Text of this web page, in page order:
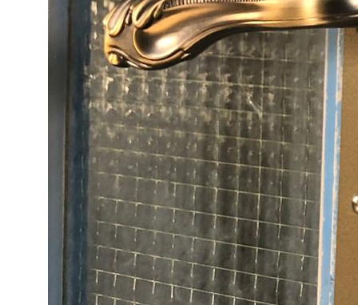
О нас
Возврат
Доставка
Мебель
Картины
Отделка
Механизмы
Блог
Услуги
А еще мы делаем
изделия на заказ
В КАТАЛОГ
Оплата